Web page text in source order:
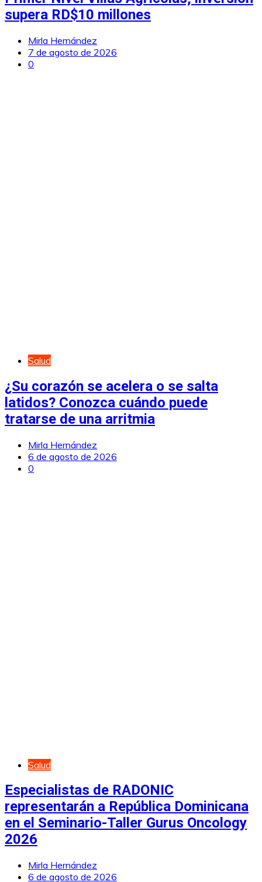
supera RD$10 millones
Mirla Hernández
7 de agosto de 2026
0
Salud
¿Su corazón se acelera o se salta
latidos? Conozca cuándo puede
tratarse de una arritmia
Mirla Hernández
6 de agosto de 2026
0
Salud
Especialistas de RADONIC
representarán a República Dominicana
en el Seminario-Taller Gurus Oncology
2026
Mirla Hernández
6 de agosto de 2026